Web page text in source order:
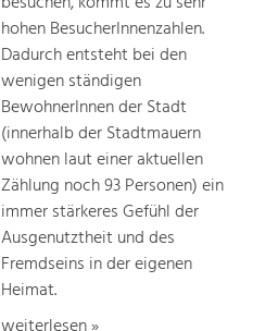
hohen BesucherInnenzahlen.
Dadurch entsteht bei den
wenigen ständigen
BewohnerInnen der Stadt
(innerhalb der Stadtmauern
wohnen laut einer aktuellen
Zählung noch 93 Personen) ein
immer stärkeres Gefühl der
Ausgenutztheit und des
Fremdseins in der eigenen
Heimat.